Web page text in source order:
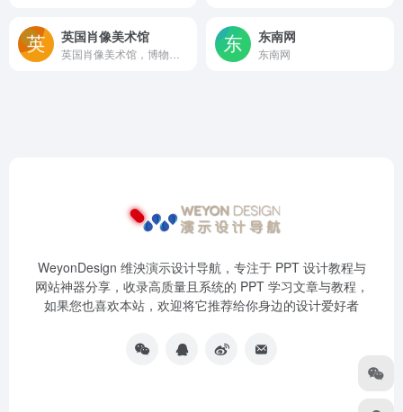
英国肖像美术馆 东南网
东南网
WeyonDesign 维泱演示设计导航，专注于 PPT 设计教程与
网站神器分享，收录高质量且系统的 PPT 学习文章与教程，
如果您也喜欢本站，欢迎将它推荐给你身边的设计爱好者